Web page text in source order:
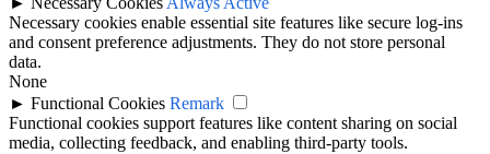
Necessary cookies enable essential site features like secure log-ins
and consent preference adjustments. They do not store personal
data.
None
► Functional Cookies Remark
Functional cookies support features like content sharing on social
media, collecting feedback, and enabling third-party tools.